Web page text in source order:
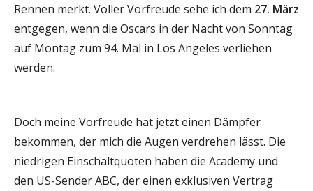
Rennen merkt. Voller Vorfreude sehe ich dem 27. März
entgegen, wenn die Oscars in der Nacht von Sonntag
auf Montag zum 94. Mal in Los Angeles verliehen
werden.
Doch meine Vorfreude hat jetzt einen Dämpfer
bekommen, der mich die Augen verdrehen lässt. Die
niedrigen Einschaltquoten haben die Academy und
den US-Sender ABC, der einen exklusiven Vertrag